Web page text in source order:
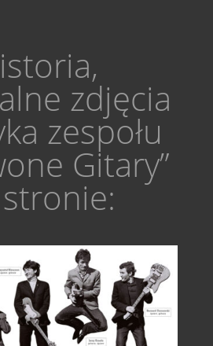
zdjęcia
zespołu
Gitary”